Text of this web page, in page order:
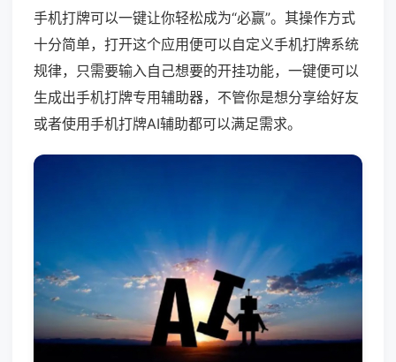
手机打牌可以一键让你轻松成为“必赢”。其操作方式
十分简单，打开这个应用便可以自定义手机打牌系统
规律，只需要输入自己想要的开挂功能，一键便可以
生成出手机打牌专用辅助器，不管你是想分享给好友
或者使用手机打牌AI辅助都可以满足需求。